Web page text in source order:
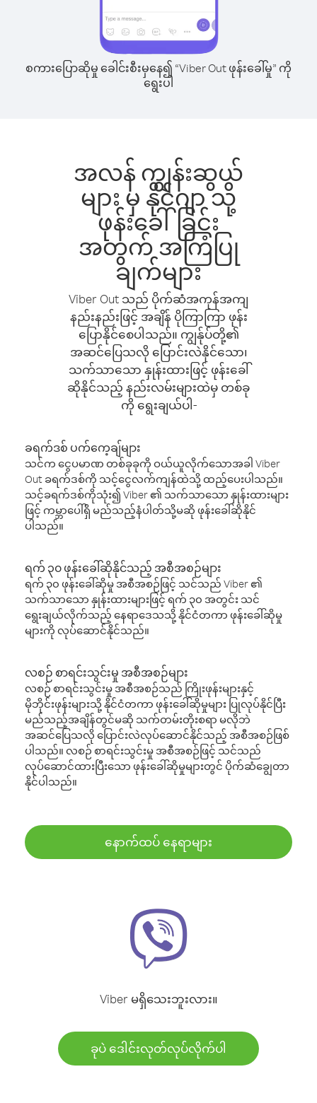
စကားပြောဆိုမှု ခေါင်းစီးမှနေ၍ “Viber Out ဖုန်းခေါ်မှု” ကို
ရွေးပါ
အလန် ကျွန်းဆွယ်
များ မှ နိုင်ဂျာ သို့
ဖုန်းခေါ်ခြင်း
အတွက် အကြံပြု
ချက်များ
Viber Out သည် ပိုက်ဆံအကုန်အကျ
နည်းနည်းဖြင့် အချိန် ပိုကြာကြာ ဖုန်း
ပြောနိုင်စေပါသည်။ ကျွန်ုပ်တို့၏
အဆင်ပြေသလို ပြောင်းလဲနိုင်သော၊
သက်သာသော နှုန်းထားဖြင့် ဖုန်းခေါ်
ဆိုနိုင်သည့် နည်းလမ်းများထဲမှ တစ်ခု
ကို ရွေးချယ်ပါ-
ခရက်ဒစ် ပက်ကေ့ချ်များ
သင်က ငွေပမာဏ တစ်ခုခုကို ဝယ်ယူလိုက်သောအခါ Viber
Out ခရက်ဒစ်ကို သင့်ငွေလက်ကျန်ထဲသို့ ထည့်ပေးပါသည်။
သင့်ခရက်ဒစ်ကိုသုံး၍ Viber ၏ သက်သာသော နှုန်းထားများ
ဖြင့် ကမ္ဘာပေါ်ရှိ မည်သည့်နံပါတ်သို့မဆို ဖုန်းခေါ်ဆိုနိုင်
ပါသည်။
ရက် ၃၀ ဖုန်းခေါ်ဆိုနိုင်သည့် အစီအစဉ်များ
ရက် ၃၀ ဖုန်းခေါ်ဆိုမှု အစီအစဉ်ဖြင့် သင်သည် Viber ၏
သက်သာသော နှုန်းထားများဖြင့် ရက် ၃၀ အတွင်း သင်
ရွေးချယ်လိုက်သည့် နေရာဒေသသို့ နိုင်ငံတကာ ဖုန်းခေါ်ဆိုမှု
များကို လုပ်ဆောင်နိုင်သည်။
လစဉ် စာရင်းသွင်းမှု အစီအစဉ်များ
လစဉ် စာရင်းသွင်းမှု အစီအစဉ်သည် ကြိုးဖုန်းများနှင့်
မိုဘိုင်းဖုန်းများသို့ နိုင်ငံတကာ ဖုန်းခေါ်ဆိုမှုများ ပြုလုပ်နိုင်ပြီး
မည်သည့်အချိန်တွင်မဆို သက်တမ်းတိုးစရာ မလိုဘဲ
အဆင်ပြေသလို ပြောင်းလဲလုပ်ဆောင်နိုင်သည့် အစီအစဉ်ဖြစ်
ပါသည်။ လစဉ် စာရင်းသွင်းမှု အစီအစဉ်ဖြင့် သင်သည်
လုပ်ဆောင်ထားပြီးသော ဖုန်းခေါ်ဆိုမှုများတွင် ပိုက်ဆံချွေတာ
နိုင်ပါသည်။
နောက်ထပ် နေရာများ
Viber မရှိသေးဘူးလား။
ခုပဲ ဒေါင်းလုတ်လုပ်လိုက်ပါ